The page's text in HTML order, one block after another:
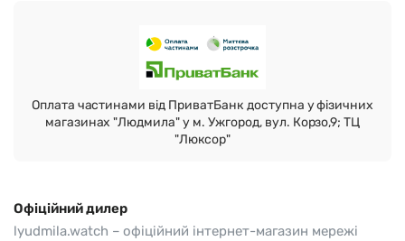
Оплата частинами від ПриватБанк доступна у фізичних
магазинах "Людмила" у м. Ужгород, вул. Корзо,9; ТЦ
"Люксор"
Офіційний дилер
lyudmila.watch – офіційний інтернет-магазин мережі